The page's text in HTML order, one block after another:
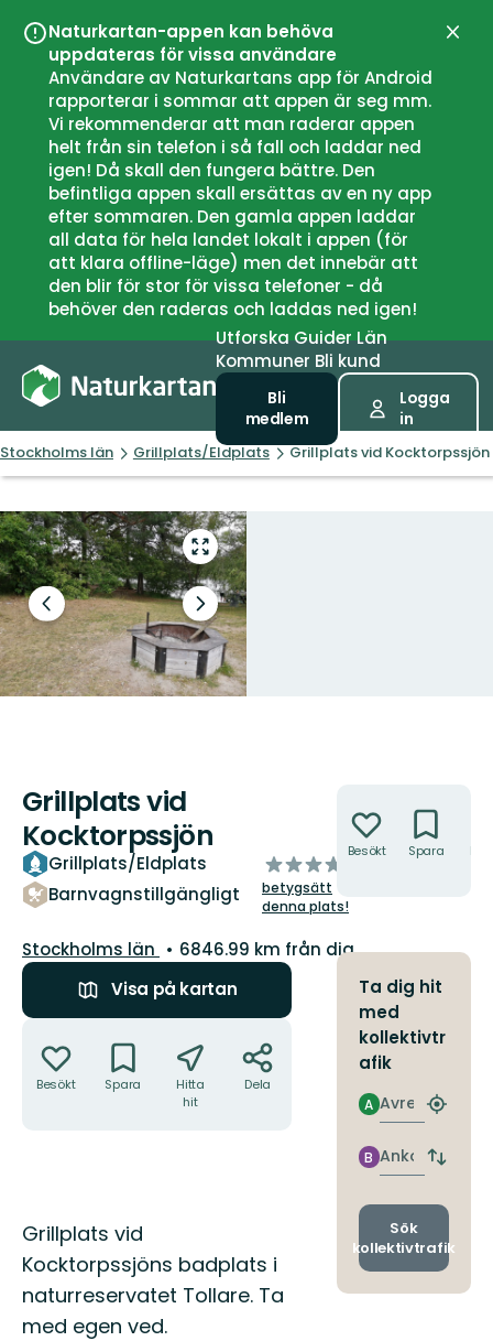
Naturkartan-appen kan behöva
uppdateras för vissa användare
Användare av Naturkartans app för Android
rapporterar i sommar att appen är seg mm.
Vi rekommenderar att man raderar appen
helt från sin telefon i så fall och laddar ned
igen! Då skall den fungera bättre. Den
befintliga appen skall ersättas av en ny app
efter sommaren. Den gamla appen laddar
all data för hela landet lokalt i appen (för
att klara offline-läge) men det innebär att
den blir för stor för vissa telefoner - då
behöver den raderas och laddas ned igen!
UtforskaGuiderLän
Kommuner Bli kund
Bli
medlem
Logga
in
Stockholms län Grillplats/Eldplats Grillplats vid Kocktorpssjön
Gå
till
helskärmsläge
Föregående
bild
Nästa
bildspel
Grillplats vid
Kocktorpssjön
Grillplats/Eldplats
Barnvagnstillgängligt
av
5
stjärnor
betygsätt
denna plats!
Län:
Stockholms län
6846.99 km från dig
Visa på kartan
Besökt Spara
Hitta
hit
Dela
Beskrivning
Grillplats vid
Kocktorpssjöns badplats i
naturreservatet Tollare. Ta
med egen ved.
Besökt Spara
Ta dig hit
med
kollektivtr
afik
Avresa
A
Hitta
Ankomst
B
Byt
och
Sök
kollektivtrafik